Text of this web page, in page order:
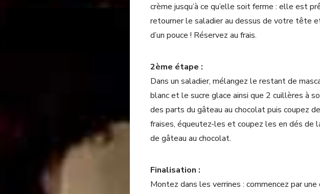
crème jusqu’à ce qu’elle soit ferme : elle est
retourner le saladier au dessus de votre tête
d’un pouce ! Réservez au frais.
2ème étape :
Dans un saladier, mélangez le restant de
blanc et le sucre glace ainsi que 2 cuillères à
des parts du gâteau au chocolat puis coupez
fraises, équeutez-les et coupez les en dés de
de gâteau au chocolat.
Finalisation :
Montez dans les verrines : commencez par